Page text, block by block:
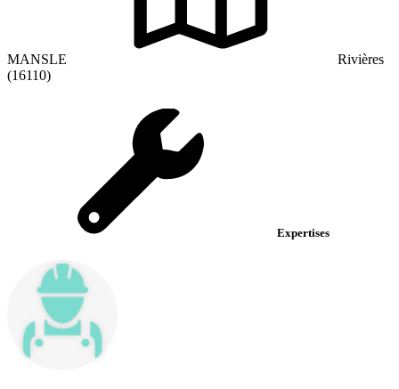
MANSLE
Rivières
(16110)
Expertises